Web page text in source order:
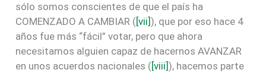
sólo somos conscientes de que el país ha
COMENZADO A CAMBIAR ([vii]), que por eso hace 4
años fue más “fácil” votar, pero que ahora
necesitamos alguien capaz de hacernos AVANZAR
en unos acuerdos nacionales ([viii]), hacemos parte